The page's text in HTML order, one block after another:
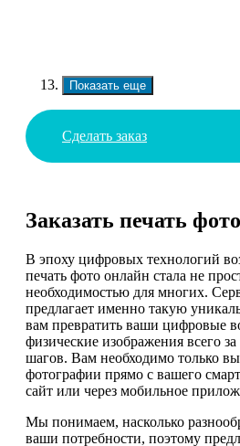
Показать еще
Сделать заказ
Заказать печать
В эпоху цифровых технологий
печать фото онлайн стала не
необходимостью для многих.
предлагает именно такую
вам превратить ваши цифровые
физические изображения всего
шагов. Вам необходимо только
фотографии прямо с вашего
сайт или через мобильное
Мы понимаем, насколько
ваши потребности, поэтому